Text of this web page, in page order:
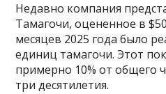
Недавно компания
Тамагочи, оцененное в
месяцев 2025 года было
единиц тамагочи. Этот
примерно 10% от общего
три десятилетия.